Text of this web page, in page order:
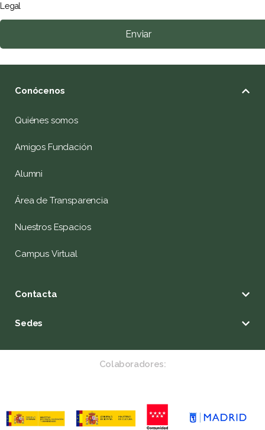
Legal
Enviar
Conócenos
Quiénes somos
Amigos Fundación
Alumni
Área de Transparencia
Nuestros Espacios
Campus Virtual
Contacta
Sedes
Colaboradores: